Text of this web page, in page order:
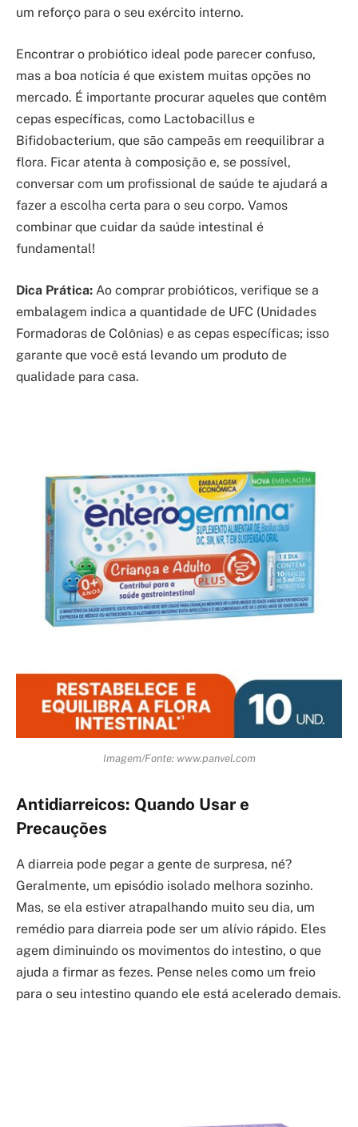
um reforço para o seu exército interno.
Encontrar o probiótico ideal pode parecer confuso,
mas a boa notícia é que existem muitas opções no
mercado. É importante procurar aqueles que contêm
cepas específicas, como Lactobacillus e
Bifidobacterium, que são campeãs em reequilibrar a
flora. Ficar atenta à composição e, se possível,
conversar com um profissional de saúde te ajudará a
fazer a escolha certa para o seu corpo. Vamos
combinar que cuidar da saúde intestinal é
fundamental!
Dica Prática: Ao comprar probióticos, verifique se a
embalagem indica a quantidade de UFC (Unidades
Formadoras de Colônias) e as cepas específicas; isso
garante que você está levando um produto de
qualidade para casa.
Imagem/Fonte: www.panvel.com
Antidiarreicos: Quando Usar e
Precauções
A diarreia pode pegar a gente de surpresa, né?
Geralmente, um episódio isolado melhora sozinho.
Mas, se ela estiver atrapalhando muito seu dia, um
remédio para diarreia pode ser um alívio rápido. Eles
agem diminuindo os movimentos do intestino, o que
ajuda a firmar as fezes. Pense neles como um freio
para o seu intestino quando ele está acelerado demais.